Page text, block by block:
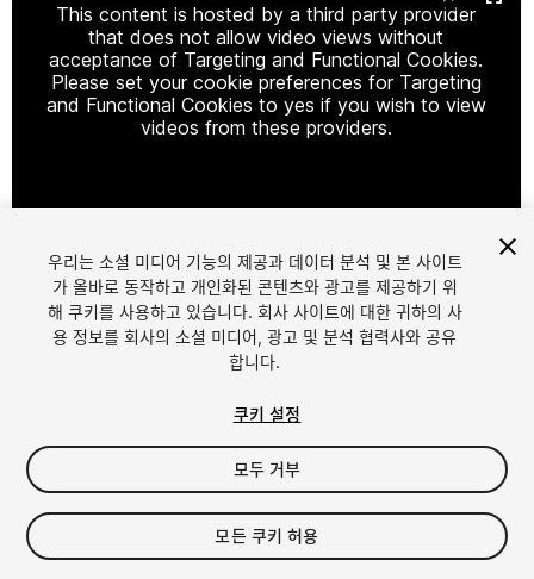
This content is hosted by a third party provider
that does not allow video views without
acceptance of Targeting and Functional Cookies.
Please set your cookie preferences for Targeting
and Functional Cookies to yes if you wish to view
videos from these providers.
1/8
$25
세금/부가세는 결제 시 반영됩니다.
우리는 소셜 미디어 기능의 제공과 데이터 분석 및 본 사이트
가 올바로 동작하고 개인화된 콘텐츠와 광고를 제공하기 위
해 쿠키를 사용하고 있습니다. 회사 사이트에 대한 귀하의 사
용 정보를 회사의 소셜 미디어, 광고 및 분석 협력사와 공유
합니다.
쿠키 설정
모두 거부
모든 쿠키 허용